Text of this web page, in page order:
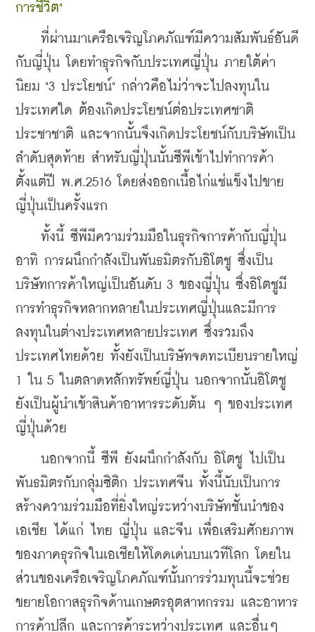
การชีวิต"
ที่ผ่านมาเครือเจริญโภคภัณฑ์มีความสัมพันธ์อันดี
กับญี่ปุ่น โดยทำธุรกิจกับประเทศญี่ปุ่น ภายใต้ค่า
นิยม "3 ประโยชน์" กล่าวคือไม่ว่าจะไปลงทุนใน
ประเทศใด ต้องเกิดประโยชน์ต่อประเทศชาติ
ประชาชาติ และจากนั้นจึงเกิดประโยชน์กับบริษัทเป็น
ลำดับสุดท้าย สำหรับญี่ปุ่นนั้นซีพีเข้าไปทำการค้า
ตั้งแต่ปี พ.ศ.2516 โดยส่งออกเนื้อไก่แช่แข็งไปขาย
ญี่ปุ่นเป็นครั้งแรก
ทั้งนี้ ซีพีมีความร่วมมือในธุรกิจการค้ากับญี่ปุ่น
อาทิ การผนึกกำลังเป็นพันธมิตรกับอิโตชู ซึ่งเป็น
บริษัทการค้าใหญ่เป็นอันดับ 3 ของญี่ปุ่น ซึ่งอิโตชูมี
การทำธุรกิจหลากหลายในประเทศญี่ปุ่นและมีการ
ลงทุนในต่างประเทศหลายประเทศ ซึ่งรวมถึง
ประเทศไทยด้วย ทั้งยังเป็นบริษัทจดทะเบียนรายใหญ่
1 ใน 5 ในตลาดหลักทรัพย์ญี่ปุ่น นอกจากนั้นอิโตชู
ยังเป็นผู้นำเข้าสินค้าอาหารระดับต้น ๆ ของประเทศ
ญี่ปุ่นด้วย
นอกจากนี้ ซีพี ยังผนึกกำลังกับ อิโตชู ไปเป็น
พันธมิตรกับกลุ่มซิติก ประเทศจีน ทั้งนี้นับเป็นการ
สร้างความร่วมมือที่ยิ่งใหญ่ระหว่างบริษัทชั้นนำของ
เอเชีย ได้แก่ ไทย ญี่ปุ่น และจีน เพื่อเสริมศักยภาพ
ของภาคธุรกิจในเอเชียให้โดดเด่นบนเวทีโลก โดยใน
ส่วนของเครือเจริญโภคภัณฑ์นั้นการร่วมทุนนี้จะช่วย
ขยายโอกาสธุรกิจด้านเกษตรอุตสาหกรรม และอาหาร
การค้าปลีก และการค้าระหว่างประเทศ และอื่นๆ